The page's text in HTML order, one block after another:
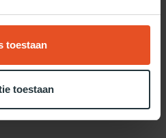
toestaan
toestaan
het beste bij jou past?